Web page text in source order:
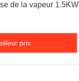
de la vapeur 1.5KW
prix